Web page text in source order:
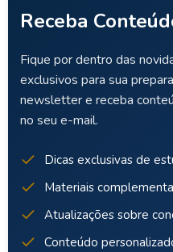
Receba
Fique por dentro das
exclusivos para sua
newsletter e receba
no seu e-mail.
Dicas exclusivas de
Materiais
Atualizações sobre
Conteúdo